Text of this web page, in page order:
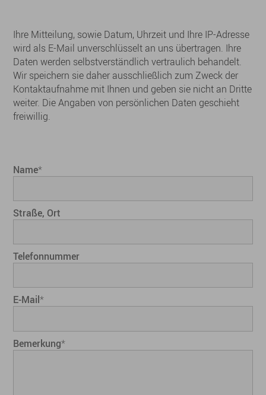
Ihre Mitteilung, sowie Datum, Uhrzeit und Ihre IP-Adresse
wird als E-Mail unverschlüsselt an uns übertragen. Ihre
Daten werden selbstverständlich vertraulich behandelt.
Wir speichern sie daher ausschließlich zum Zweck der
Kontaktaufnahme mit Ihnen und geben sie nicht an Dritte
weiter. Die Angaben von persönlichen Daten geschieht
freiwillig.
Name*
Straße, Ort
Telefonnummer
E-Mail*
Bemerkung*